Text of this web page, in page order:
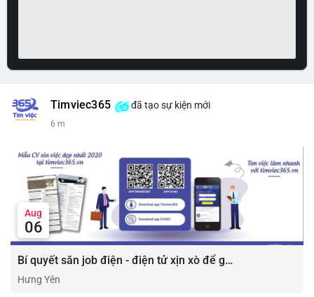
Timviec365 đã tạo sự kiện mới
6 m
Aug
06
Bí quyết săn job điện - điện tử xịn xò để gia tăng thu nhập ⚡
Hưng Yên